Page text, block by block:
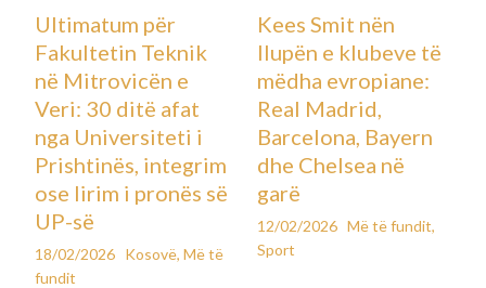
Ultimatum për
Fakultetin Teknik
në Mitrovicën e
Veri: 30 ditë afat
nga Universiteti i
Prishtinës, integrim
ose lirim i pronës së
UP-së
18/02/2026 Kosovë,Më të
fundit
Kees Smit nën
llupën e klubeve të
mëdha evropiane:
Real Madrid,
Barcelona, Bayern
dhe Chelsea në
garë
12/02/2026 Më të fundit,
Sport